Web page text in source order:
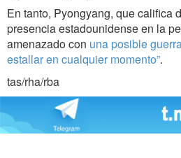
En tanto, Pyongyang, que califica
presencia estadounidense en la
amenazado con una posible
estallar en cualquier momento”.
tas/rha/rba